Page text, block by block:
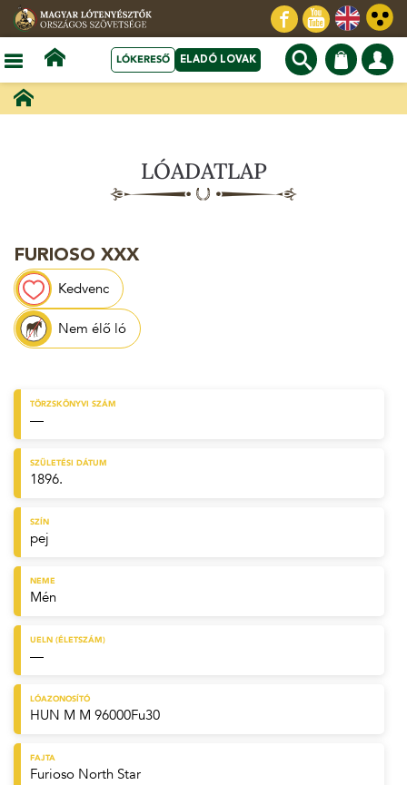
LÓKERESŐ ELADÓ LOVAK
LÓADATLAP
FURIOSO XXX
Kedvenc
Nem élő ló
TÖRZSKÖNYVI SZÁM
—
SZÜLETÉSI DÁTUM
1896.
SZÍN
pej
NEME
Mén
UELN (ÉLETSZÁM)
—
LÓAZONOSÍTÓ
HUN M M 96000Fu30
FAJTA
Furioso North Star